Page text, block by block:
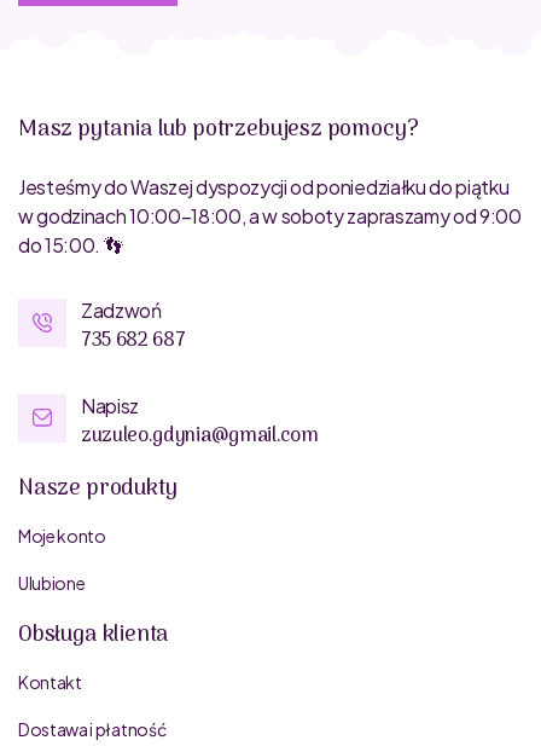
Masz pytania lub potrzebujesz pomocy?
Jesteśmy do Waszej dyspozycji od poniedziałku do piątku
w godzinach 10:00–18:00, a w soboty zapraszamy od 9:00
do 15:00. 👣
Zadzwoń
735 682 687
Napisz
zuzuleo.gdynia@gmail.com
Nasze produkty
Moje konto
Ulubione
Obsługa klienta
Kontakt
Dostawa i płatność